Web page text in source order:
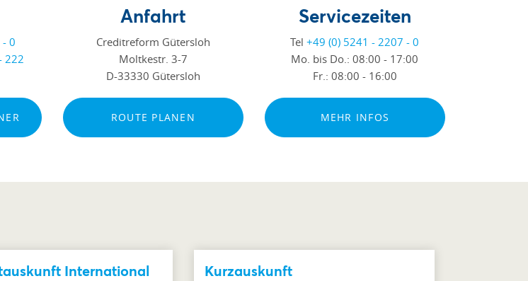
0
222
Anfahrt
Creditreform Gütersloh
Moltkestr. 3-7
D-33330 Gütersloh
ROUTE PLANEN
Servicezeiten
Tel+49 (0) 5241 - 2207 - 0
Mo. bis Do.:08:00 - 17:00
Fr.: 08:00 - 16:00
MEHR INFOS
International Kurzauskunft